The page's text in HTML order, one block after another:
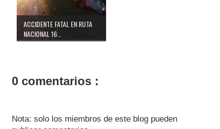
ACCIDENTE FATAL EN RUTA
NACIONAL 16...
0 comentarios :
Nota: solo los miembros de este blog pueden